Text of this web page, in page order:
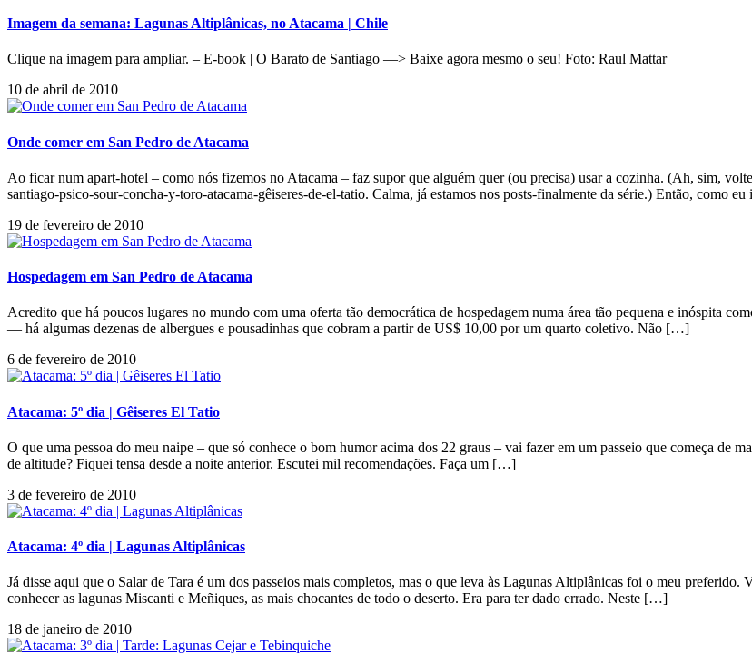
Imagem da semana: Lagunas Altiplânicas, no Atacama | Chile
Clique na imagem para ampliar. – E-book | O Barato de Santiago —> Baixe agora mesmo o seu! Foto: Raul Mattar
10 de abril de 2010
Onde comer em San Pedro de Atacama
Ao ficar num apart-hotel – como nós fizemos no Atacama – faz supor que alguém quer (ou precisa) usar a cozinha. (Ah, sim,
santiago-psico-sour-concha-y-toro-atacama-gêiseres-de-el-tatio. Calma, já estamos nos posts-finalmente da série.) Então, como
19 de fevereiro de 2010
Hospedagem em San Pedro de Atacama
Acredito que há poucos lugares no mundo com uma oferta tão democrática de hospedagem numa área tão pequena e inóspita
— há algumas dezenas de albergues e pousadinhas que cobram a partir de US$ 10,00 por um quarto coletivo. Não […]
6 de fevereiro de 2010
Atacama: 5º dia | Gêiseres El Tatio
O que uma pessoa do meu naipe – que só conhece o bom humor acima dos 22 graus – vai fazer em um passeio que começa de
de altitude? Fiquei tensa desde a noite anterior. Escutei mil recomendações. Faça um […]
3 de fevereiro de 2010
Atacama: 4º dia | Lagunas Altiplânicas
Já disse aqui que o Salar de Tara é um dos passeios mais completos, mas o que leva às Lagunas Altiplânicas foi o meu
conhecer as lagunas Miscanti e Meñiques, as mais chocantes de todo o deserto. Era para ter dado errado. Neste […]
18 de janeiro de 2010